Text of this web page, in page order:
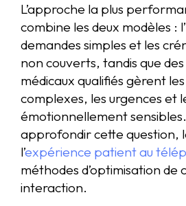
L’approche la plus
combine les deux modèles :
demandes simples et les
non couverts, tandis que
médicaux qualifiés gèrent
complexes, les urgences et
émotionnellement
approfondir cette question,
l’expérience patient au
méthodes d’optimisation de
interaction.